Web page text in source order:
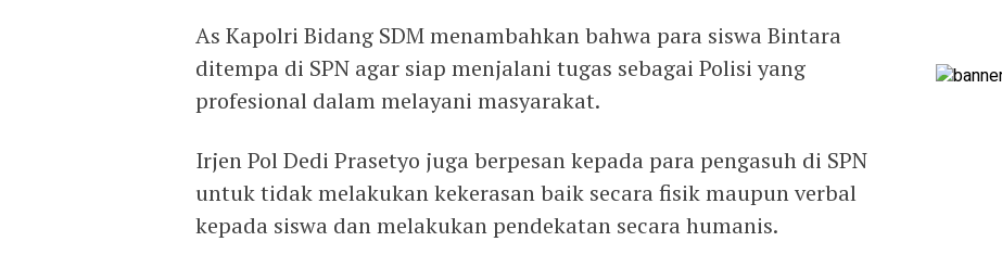
As Kapolri Bidang SDM menambahkan bahwa para siswa Bintara
ditempa di SPN agar siap menjalani tugas sebagai Polisi yang
profesional dalam melayani masyarakat.
Irjen Pol Dedi Prasetyo juga berpesan kepada para pengasuh di SPN
untuk tidak melakukan kekerasan baik secara fisik maupun verbal
kepada siswa dan melakukan pendekatan secara humanis.